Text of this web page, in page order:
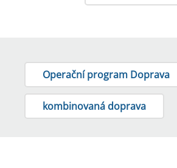
Operační program Doprava
kombinovaná doprava